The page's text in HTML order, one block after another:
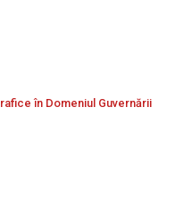
în Domeniul Guvernării